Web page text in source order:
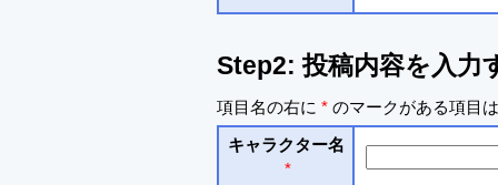
Step2: 投稿内容を入力
項目名の右に * のマークがある項目
キャラクター名
*